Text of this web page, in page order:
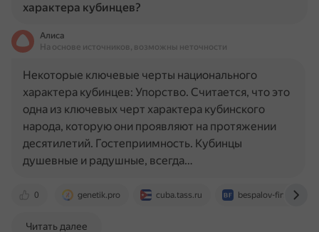
характера кубинцев?
Алиса
На основе источников, возможны неточности
0 genetik.pro cuba.tass.ru bespalov-finance.ru
Некоторые ключевые черты национального
характера кубинцев: Упорство. Считается, что это
одна из ключевых черт характера кубинского
народа, которую они проявляют на протяжении
десятилетий. Гостеприимность. Кубинцы
душевные и радушные, всегда…
Читать далее